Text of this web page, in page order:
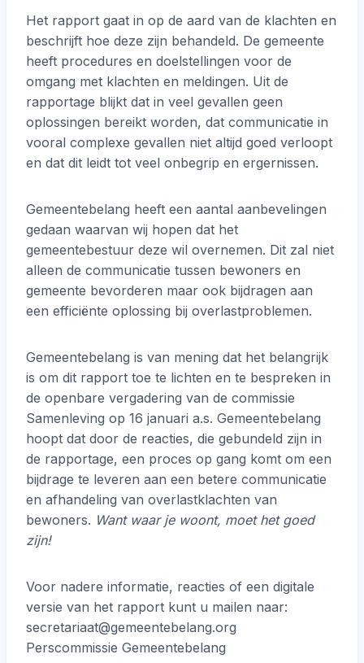
Het rapport gaat in op de aard van de klachten en
beschrijft hoe deze zijn behandeld. De gemeente
heeft procedures en doelstellingen voor de
omgang met klachten en meldingen. Uit de
rapportage blijkt dat in veel gevallen geen
oplossingen bereikt worden, dat communicatie in
vooral complexe gevallen niet altijd goed verloopt
en dat dit leidt tot veel onbegrip en ergernissen.
Gemeentebelang heeft een aantal aanbevelingen
gedaan waarvan wij hopen dat het
gemeentebestuur deze wil overnemen. Dit zal niet
alleen de communicatie tussen bewoners en
gemeente bevorderen maar ook bijdragen aan
een efficiënte oplossing bij overlastproblemen.
Gemeentebelang is van mening dat het belangrijk
is om dit rapport toe te lichten en te bespreken in
de openbare vergadering van de commissie
Samenleving op 16 januari a.s. Gemeentebelang
hoopt dat door de reacties, die gebundeld zijn in
de rapportage, een proces op gang komt om een
bijdrage te leveren aan een betere communicatie
en afhandeling van overlastklachten van
bewoners. Want waar je woont, moet het goed
zijn!
Voor nadere informatie, reacties of een digitale
versie van het rapport kunt u mailen naar:
secretariaat@gemeentebelang.org
Perscommissie Gemeentebelang